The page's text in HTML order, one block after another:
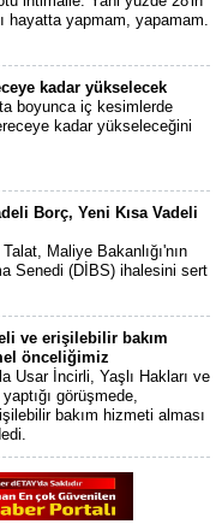
hayatta yapmam, yapamam.
kadar yükselecek
boyunca iç kesimlerde
kadar yükseleceğini
Borç, Yeni Kısa Vadeli
Maliye Bakanlığı'nın
Senedi (DİBS) ihalesini sert
ve erişilebilir bakım
önceliğimiz
Usar İncirli, Yaşlı Hakları ve
görüşmede,
bakım hizmeti alması